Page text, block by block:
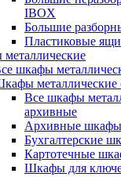
IBOX
Большие
Пластиковые
шкафы
Все шкафы
архивные
Архивные шкафы
Бухгалтерские
Картотечные
Шкафы для